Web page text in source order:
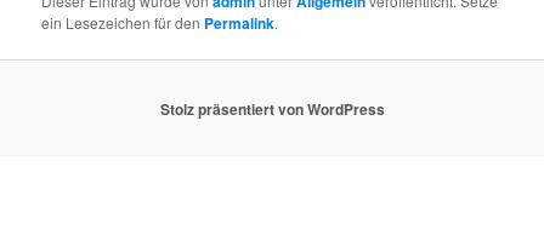
ein Lesezeichen für den Permalink.
Stolz präsentiert von WordPress